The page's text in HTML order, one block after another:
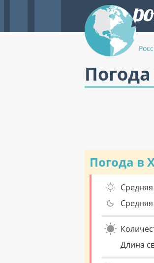
Погода в
Длина